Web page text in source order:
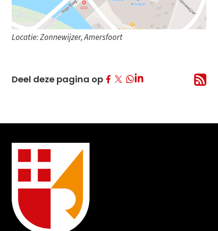
Locatie: Zonnewijzer, Amersfoort
Deel deze pagina opDeel op Facebook
Deel op Twitter
Deel op Whatsapp
Deel op LinkedIn